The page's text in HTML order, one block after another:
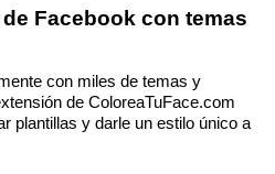
Facebook con temas
con miles de temas y
de ColoreaTuFace.com
plantillas y darle un estilo único a